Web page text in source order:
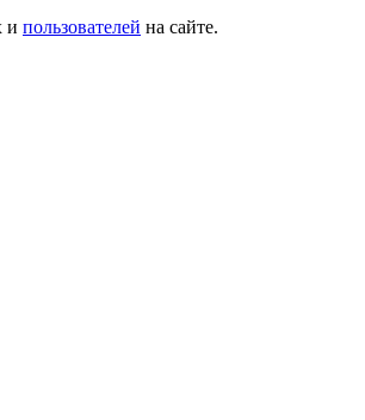
и пользователей на сайте.